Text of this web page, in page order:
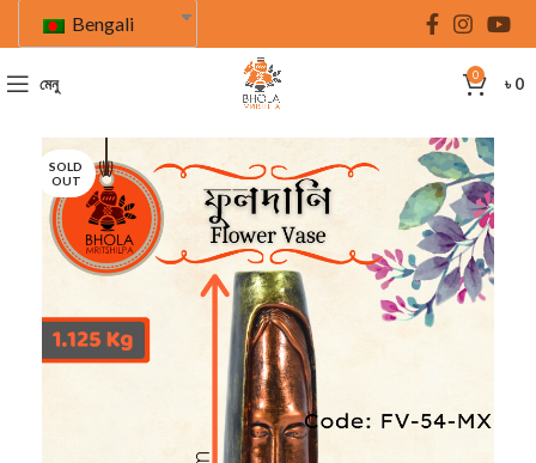
Bengali
মেনু 0 ৳0
SOLD
OUT